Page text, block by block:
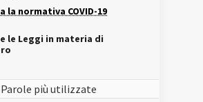
la normativa COVID-19
le Leggi in materia di
Parole più utilizzate